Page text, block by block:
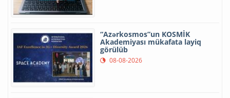
“Azərkosmos”un KOSMİK
Akademiyası mükafata layiq
görülüb
08-08-2026